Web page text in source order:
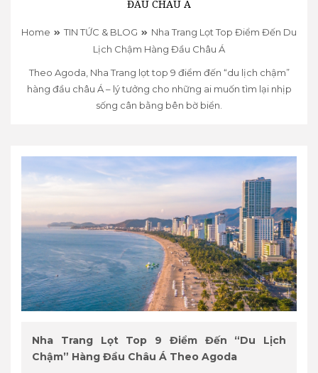
ĐẦU CHÂU Á
Home TIN TỨC & BLOG
Nha Trang Lọt Top Điểm Đến Du
Lịch Chậm Hàng Đầu Châu Á
Theo Agoda, Nha Trang lọt top 9 điểm đến “du lịch chậm”
hàng đầu châu Á – lý tưởng cho những ai muốn tìm lại nhịp
sống cân bằng bên bờ biển.
Nha Trang Lọt Top 9 Điểm Đến “Du Lịch
Chậm” Hàng Đầu Châu Á Theo Agoda